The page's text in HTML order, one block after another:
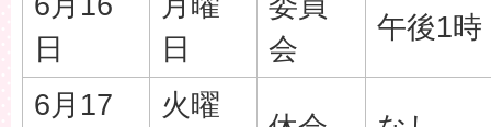
日
日
会
午後1時
6月17
火曜